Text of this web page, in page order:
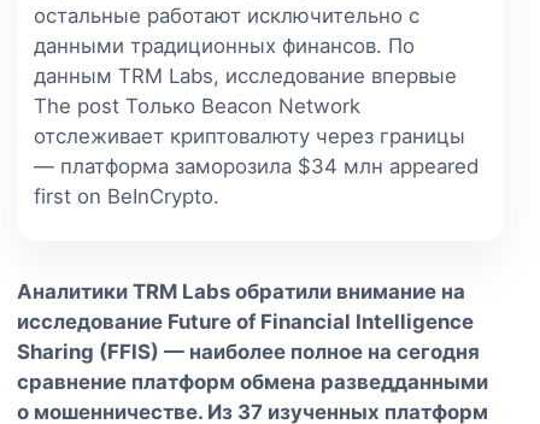
остальные работают исключительно с
данными традиционных финансов. По
данным TRM Labs, исследование впервые
The post Только Beacon Network
отслеживает криптовалюту через границы
— платформа заморозила $34 млн appeared
first on BeInCrypto.
Аналитики TRM Labs обратили внимание на
исследование Future of Financial Intelligence
Sharing (FFIS) — наиболее полное на сегодня
сравнение платформ обмена разведданными
о мошенничестве. Из 37 изученных платформ